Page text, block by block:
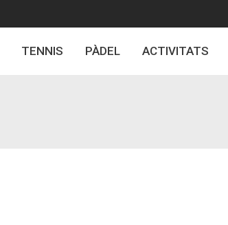
TENNIS PÀDEL ACTIVITATS